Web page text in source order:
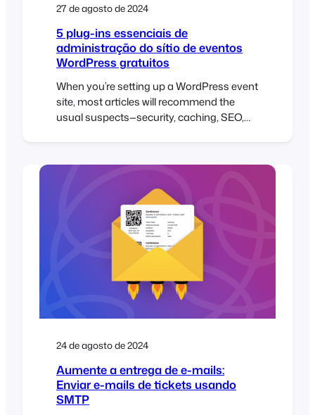
27 de agosto de 2024
5 plug-ins essenciais de
administração do sítio de eventos
WordPress gratuitos
When you’re setting up a WordPress event
site, most articles will recommend the
usual suspects—security, caching, SEO,
overlook backend tools that can make or
break your site’s performance, especially if
you’re running a WooCommerce store
and using FooEvents to sell tickets. In
24 de agosto de 2024
Aumente a entrega de e-mails:
Enviar e-mails de tickets usando
SMTP